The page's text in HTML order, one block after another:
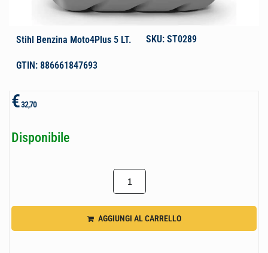
Stihl Benzina Moto4Plus 5 LT. SKU: ST0289
GTIN: 886661847693
€32,70
Disponibile
AGGIUNGI AL CARRELLO